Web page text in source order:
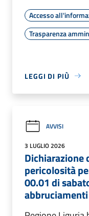
Accesso
Trasparenza
LEGGI DI PIÙ
AVVISI
3 LUGLIO 2026
Dichiarazione
pericolosità
00.01 di
abbruciamenti